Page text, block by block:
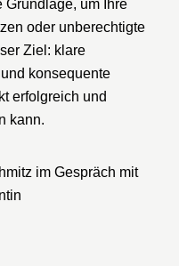
Grundlage, um Ihre
oder unberechtigte
Ziel: klare
konsequente
erfolgreich und
kann.